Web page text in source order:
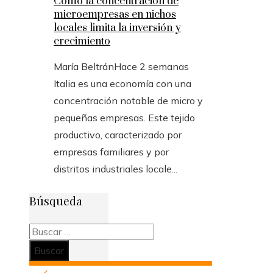
microempresas en nichos
locales limita la inversión y
crecimiento
María BeltránHace 2 semanas
Italia es una economía con una
concentración notable de micro y
pequeñas empresas. Este tejido
productivo, caracterizado por
empresas familiares y por
distritos industriales locale...
Búsqueda
Buscar: